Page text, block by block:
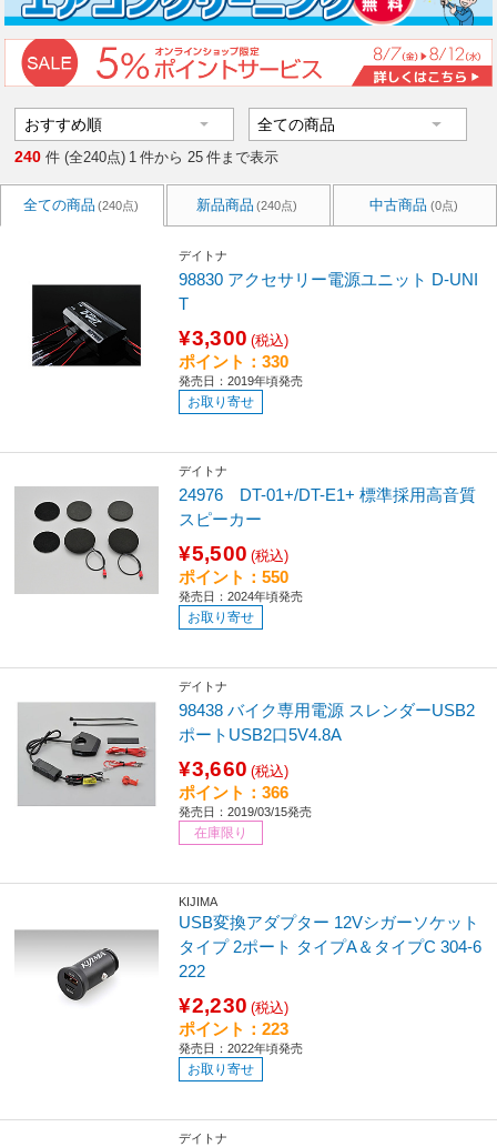
240 件 (全240点) 1 件から 25 件まで表示
全ての商品 (240点) 新品商品 (240点) 中古商品 (0点)
デイトナ
98830 アクセサリー電源ユニット D-UNI
T
¥3,300 (税込)
ポイント：330
発売日：2019年頃発売
お取り寄せ
デイトナ
24976 DT-01+/DT-E1+ 標準採用高音質
スピーカー
¥5,500 (税込)
ポイント：550
発売日：2024年頃発売
お取り寄せ
デイトナ
98438 バイク専用電源 スレンダーUSB2
ポートUSB2口5V4.8A
¥3,660 (税込)
ポイント：366
発売日：2019/03/15発売
在庫限り
KIJIMA
USB変換アダプター 12Vシガーソケット
タイプ 2ポート タイプA＆タイプC 304-6
222
¥2,230 (税込)
ポイント：223
発売日：2022年頃発売
お取り寄せ
デイトナ